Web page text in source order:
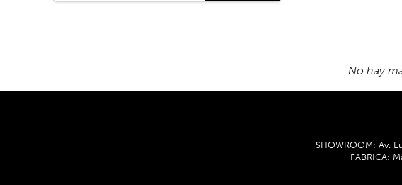
SHOWROOM: Av.
FABRICA: